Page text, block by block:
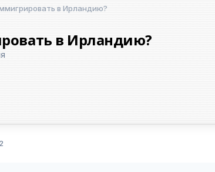
в Ирландию?
в Ирландию?